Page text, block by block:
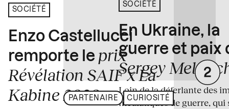
SOCIÉTÉ
Enzo Castellucci
remporte le prix
Révélation SAIF x La
Kabine 2026
PARTENAIRE CURIOSITÉ
SOCIÉTÉ
En Ukraine, la
guerre et paix
Sergey
Loin de la déferlante des
médiatiques de guerre, qui